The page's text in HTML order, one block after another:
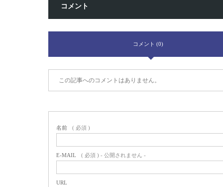
コメント
コメント (0)
この記事へのコメントはありません。
名前 ( 必須 )
E-MAIL ( 必須 ) - 公開されません -
URL